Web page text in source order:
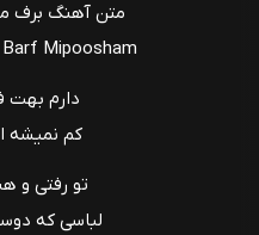
متن آهنگ برف
Mipoosham
دارم بهت
کم نمیشه
تو رفتی و
لباسی که